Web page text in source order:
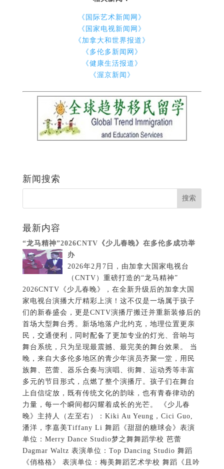
《国际艺术新闻网》
《国家电视新闻网》
《加拿大和世界报道》
《多伦多新闻网》
《健康生活报道》
《渥京新闻》
新闻搜索
最新内容
“龙马精神”2026CNTV《少儿春晚》在多伦多成功举
办
2026年2月7日，由加拿大国家电视台
（CNTV）重磅打造的“龙马精神”
2026CNTV《少儿春晚》，在全新升级后的加拿大国
家电视台演播大厅精彩上演！这不仅是一场属于孩子
们的新春盛会，更是CNTV演播厅搬迁并重新装修后的
首场大型舞台秀。新场地落户北约克，地理位置更亲
民，交通便利，同时配备了更加专业的灯光、音响与
舞台系统，只为呈现最震撼、最完美的舞台效果。 当
晚，来自大多伦多地区的青少年演员齐聚一堂，用民
族舞、芭蕾、器乐合奏与演唱、街舞、运动秀等丰富
多元的节目形式，点燃了整个演播厅。孩子们在舞台
上自信绽放，既有传统文化的韵味，也有青春律动的
力量，每一个瞬间都闪耀着成长的光芒。 《少儿春
晚》主持人（左至右）：Kiki Au Yeung，Cici Guo,
潘洋，李嘉美Tiffany Li 舞蹈《甜甜的糖球会》表演
单位：Merry Dance Studio梦之舞舞蹈学校 芭蕾
Dagmar Waltz 表演单位：Top Dancing Studio 舞蹈
《俏格格》 表演单位：梅美舞蹈艺术学校 舞蹈《且吟